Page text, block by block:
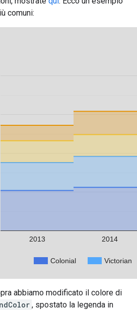
comuni:
abbiamo modificato il colore di
, spostato la legenda in